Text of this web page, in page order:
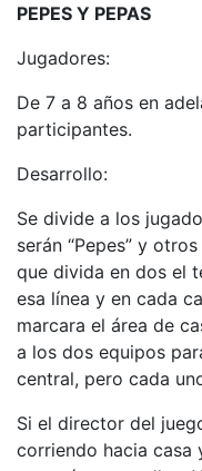
PEPES Y PEPAS
Jugadores:
De 7 a 8 años en
participantes.
Desarrollo:
Se divide a los
serán “Pepes” y
que divida en dos el
esa línea y en cada
marcara el área de
a los dos equipos
central, pero cada
Si el director del
corriendo hacia casa